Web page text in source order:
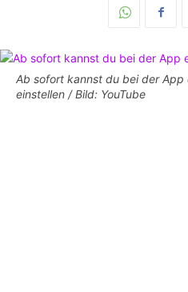
Ab sofort kannst du bei der App
einstellen / Bild: YouTube